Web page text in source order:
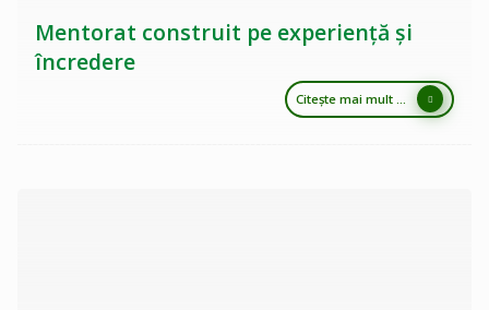
Mentorat construit pe experiență și
încredere
Citește mai mult ...